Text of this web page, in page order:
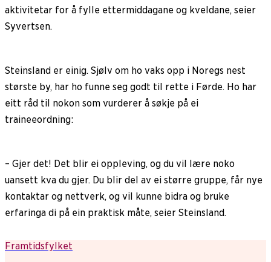
aktivitetar for å fylle ettermiddagane og kveldane, seier
Syvertsen.
Steinsland er einig. Sjølv om ho vaks opp i Noregs nest
største by, har ho funne seg godt til rette i Førde. Ho har
eitt råd til nokon som vurderer å søkje på ei
traineeordning:
– Gjer det! Det blir ei oppleving, og du vil lære noko
uansett kva du gjer. Du blir del av ei større gruppe, får nye
kontaktar og nettverk, og vil kunne bidra og bruke
erfaringa di på ein praktisk måte, seier Steinsland.
Framtidsfylket